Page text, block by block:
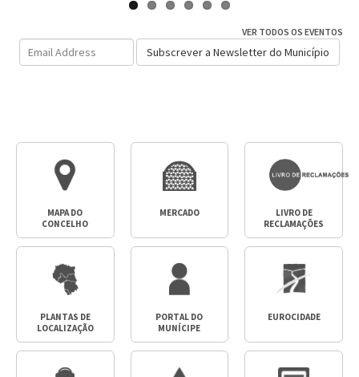
VER TODOS OS EVENTOS
Address
Subscrever a Newsletter do Município
MAPA DO
CONCELHO
MERCADO
LIVRO DE
RECLAMAÇÕES
PLANTAS DE
LOCALIZAÇÃO
PORTAL DO
MUNÍCIPE
EUROCIDADE